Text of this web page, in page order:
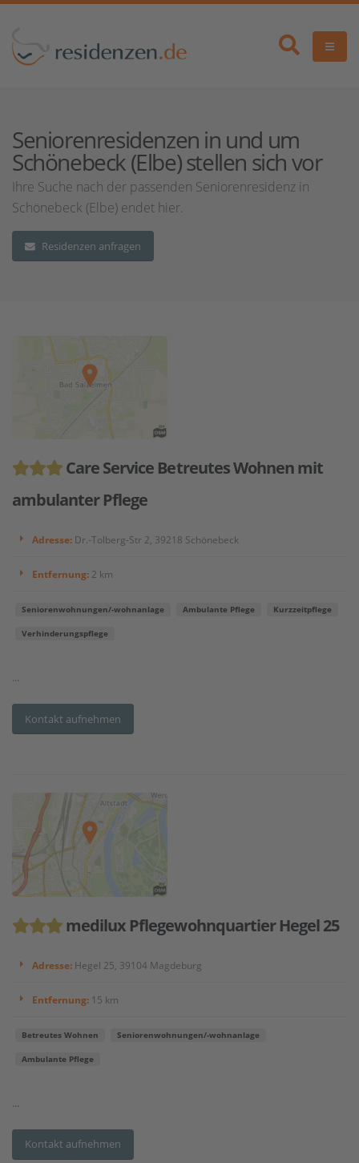
Seniorenresidenzen in und um
Schönebeck (Elbe) stellen sich vor
Ihre Suche nach der passenden Seniorenresidenz in
Schönebeck (Elbe) endet hier.
Residenzen anfragen
Care Service Betreutes Wohnen mit
ambulanter Pflege
Adresse: Dr.-Tolberg-Str 2, 39218 Schönebeck
Entfernung: 2 km
Seniorenwohnungen/-wohnanlage Ambulante Pflege Kurzzeitpflege
Verhinderungspflege
...
Kontakt aufnehmen
medilux Pflegewohnquartier Hegel 25
Adresse: Hegel 25, 39104 Magdeburg
Entfernung: 15 km
Betreutes Wohnen Seniorenwohnungen/-wohnanlage
Ambulante Pflege
...
Kontakt aufnehmen